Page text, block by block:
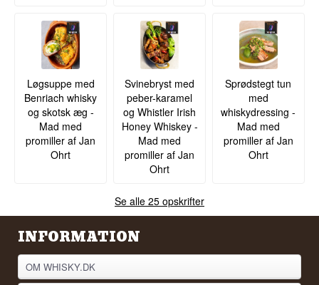
Løgsuppe med
Benriach whisky
og skotsk æg -
Mad med
promiller af Jan
Ohrt
Svinebryst med
peber-karamel
og Whistler Irish
Honey Whiskey -
Mad med
promiller af Jan
Ohrt
Sprødstegt tun
med
whiskydressing -
Mad med
promiller af Jan
Ohrt
Se alle 25 opskrifter
INFORMATION
OM WHISKY.DK